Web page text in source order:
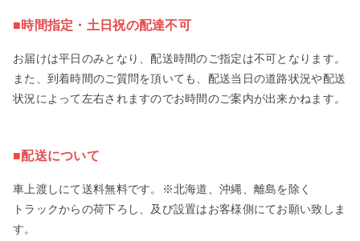
■時間指定・土日祝の配達不可
お届けは平日のみとなり、配送時間のご指定は不可となります。
また、到着時間のご質問を頂いても、配送当日の道路状況や配送
状況によって左右されますのでお時間のご案内が出来かねます。
■配送について
車上渡しにて送料無料です。※北海道、沖縄、離島を除く
トラックからの荷下ろし、及び設置はお客様側にてお願い致しま
す。